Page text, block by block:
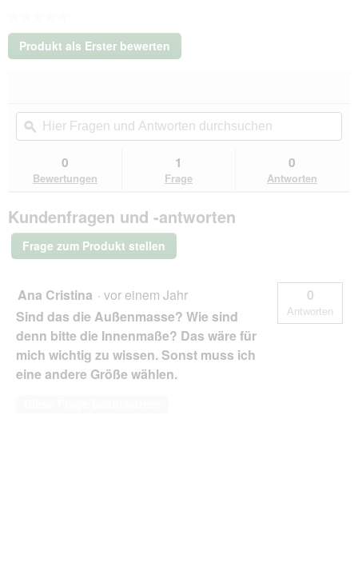
m,
22
Kein
Beurteilungswert
Produkt als Erster bewerten
.
wird
ein
Dialogfeld
geöffnet.
Beurteilungswert
für
Tierlando
Orthopädisches
Hundebett
Teddy-
Hundesofa
22
cm,
cm
Hier
Fragen
und
durchsuchen
ϙ
0
Bewertungen
1
Frage
0
Antworten
Kundenfragen und -antworten
Frage zum Produkt stellen
Ana Cristina · vor einem Jahr
Sind das die Außenmasse? Wie sind
denn bitte die Innenmaße? Das wäre für
mich wichtig zu wissen. Sonst muss ich
eine andere Größe wählen.
0
Antworten